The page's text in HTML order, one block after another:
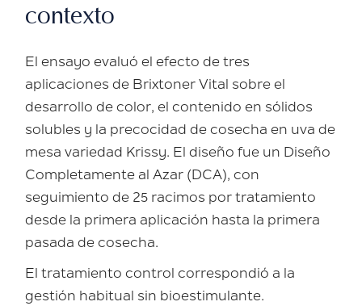
contexto
El ensayo evaluó el efecto de tres
aplicaciones de Brixtoner Vital sobre el
desarrollo de color, el contenido en sólidos
solubles y la precocidad de cosecha en uva de
mesa variedad Krissy. El diseño fue un Diseño
Completamente al Azar (DCA), con
seguimiento de 25 racimos por tratamiento
desde la primera aplicación hasta la primera
pasada de cosecha.
El tratamiento control correspondió a la
gestión habitual sin bioestimulante.